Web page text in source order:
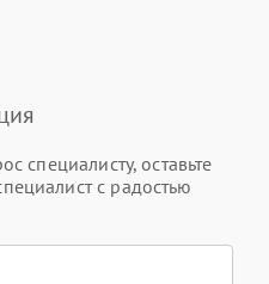
специалисту, оставьте
с радостью